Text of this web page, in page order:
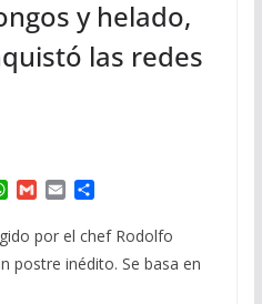
y helado,
las redes
W
a
t
s
G
a
i
l
E
a
i
l
C
m
p
a
por el chef Rodolfo
postre inédito. Se basa en